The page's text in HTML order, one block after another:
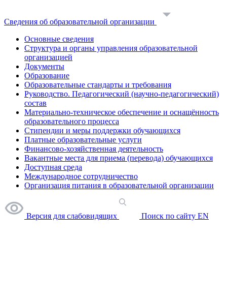
Сведения об образовательной организации
Основные сведения
Структура и органы управления образовательной
организацией
Документы
Образование
Образовательные стандарты и требования
Руководство. Педагогический (научно-педагогический)
состав
Материально-техническое обеспечение и оснащённость
образовательного процесса
Стипендии и меры поддержки обучающихся
Платные образовательные услуги
Финансово-хозяйственная деятельность
Вакантные места для приема (перевода) обучающихся
Доступная среда
Международное сотрудничество
Организация питания в образовательной организации
Версия для слабовидящих Поиск по сайту EN